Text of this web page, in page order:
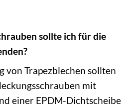
sollte ich für die
von Trapezblechen sollten
mit
einer EPDM-Dichtscheibe